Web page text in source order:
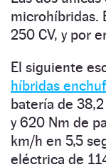
microhíbridas.
250 CV, y por
El siguiente
híbridas
batería de
y 620 Nm de
km/h en 5,5
eléctrica de